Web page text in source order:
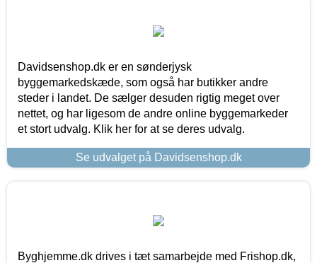
Davidsenshop.dk er en sønderjysk
byggemarkedskæde, som også har butikker andre
steder i landet. De sælger desuden rigtig meget over
nettet, og har ligesom de andre online byggemarkeder
et stort udvalg. Klik her for at se deres udvalg.
Se udvalget på Davidsenshop.dk
Byghjemme.dk drives i tæt samarbejde med Frishop.dk,